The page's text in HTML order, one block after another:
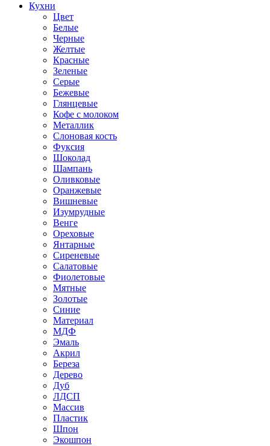
Кухни
Цвет
Белые
Черные
Желтые
Красные
Зеленые
Серые
Бежевые
Глянцевые
Кофе с молоком
Металлик
Слоновая кость
Фуксия
Шоколад
Шампань
Оливковые
Оранжевые
Вишневые
Изумрудные
Венге
Ореховые
Янтарные
Сиреневые
Салатовые
Фиолетовые
Мятные
Золотые
Синие
Материал
МДФ
Эмаль
Акрил
Береза
Дерево
Дуб
ЛДСП
Массив
Пластик
Шпон
Экошпон